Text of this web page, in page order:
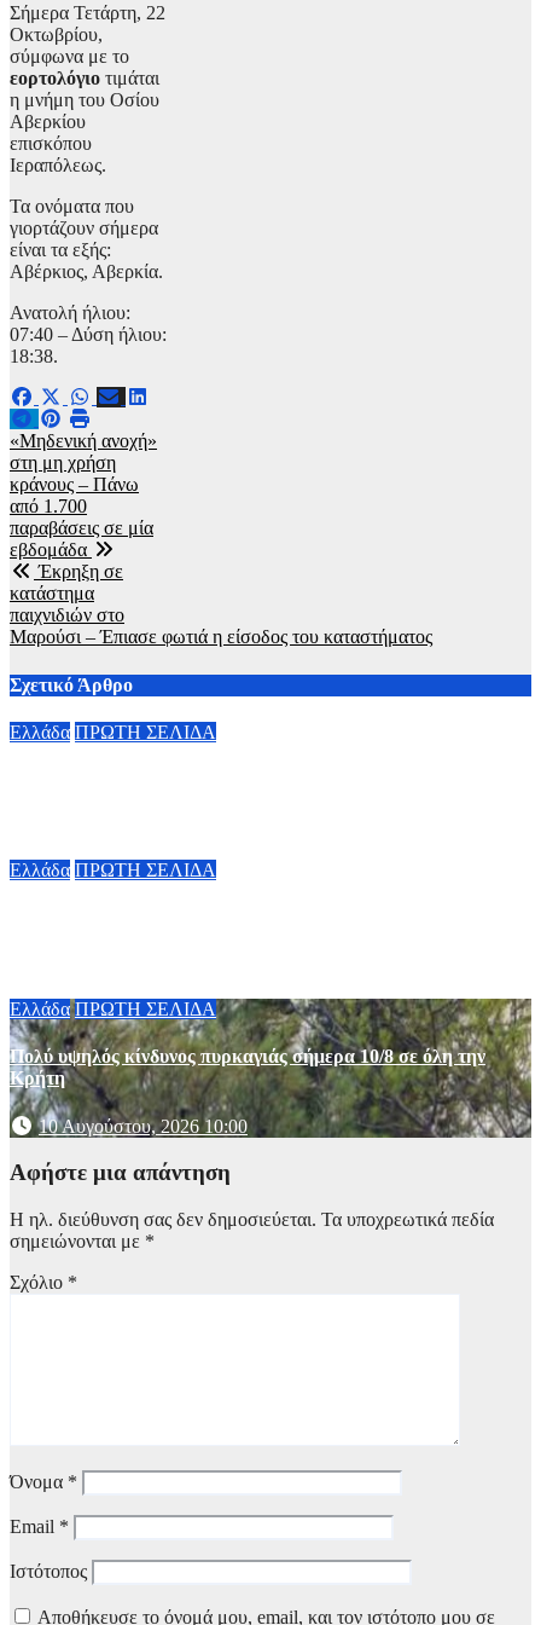
Σήμερα Τετάρτη, 22
Οκτωβρίου,
σύμφωνα με το
εορτολόγιο τιμάται
η μνήμη του Οσίου
Αβερκίου
επισκόπου
Ιεραπόλεως.
Τα ονόματα που
γιορτάζουν σήμερα
είναι τα εξής:
Αβέρκιος, Αβερκία.
Ανατολή ήλιου:
07:40 – Δύση ήλιου:
18:38.
Πλοήγηση
άρθρων
«Μηδενική ανοχή»
στη μη χρήση
κράνους – Πάνω
από 1.700
παραβάσεις σε μία
εβδομάδα
Έκρηξη σε
κατάστημα
παιχνιδιών στο
Μαρούσι – Έπιασε φωτιά η είσοδος του καταστήματος
Σχετικό Άρθρο
Ελλάδα ΠΡΩΤΗ ΣΕΛΙΔΑ
Ελλάδα ΠΡΩΤΗ ΣΕΛΙΔΑ
Ελλάδα ΠΡΩΤΗ ΣΕΛΙΔΑ
Πολύ υψηλός κίνδυνος πυρκαγιάς σήμερα 10/8 σε όλη την
Κρήτη
10 Αυγούστου, 2026 10:00
Αφήστε μια απάντηση
Η ηλ. διεύθυνση σας δεν δημοσιεύεται. Τα υποχρεωτικά πεδία
σημειώνονται με *
Σχόλιο *
Όνομα *
Email *
Ιστότοπος
Αποθήκευσε το όνομά μου, email, και τον ιστότοπο μου σε